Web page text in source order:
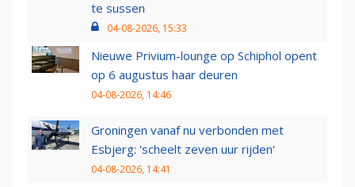
te sussen
04-08-2026, 15:33
Nieuwe Privium-lounge op Schiphol opent
op 6 augustus haar deuren
04-08-2026, 14:46
Groningen vanaf nu verbonden met
Esbjerg: 'scheelt zeven uur rijden'
04-08-2026, 14:41